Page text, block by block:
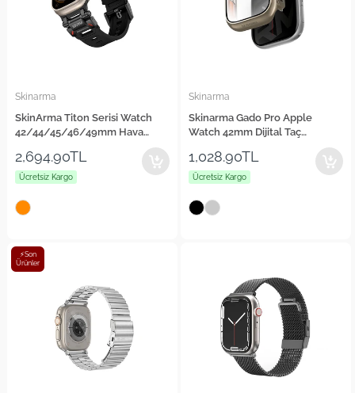
Skinarma
SkinArma Titon Serisi Watch
42/44/45/46/49mm Hava
Alabilen Delikli Silikon Kordon
2,694.90TL
Ücretsiz Kargo
Skinarma
Skinarma Gado Pro Apple
Watch 42mm Dijital Taç
Koruyucu
1,028.90TL
Ücretsiz Kargo
⚡Son
Ürünler